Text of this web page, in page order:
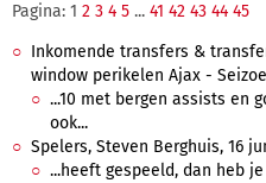
Pagina: 1 2 3 4 5 ... 41 42 43 44 45
Inkomende transfers &
window perikelen Ajax -
...10 met bergen assists en
ook...
Spelers, Steven Berghuis, 16
...heeft gespeeld, dan heb